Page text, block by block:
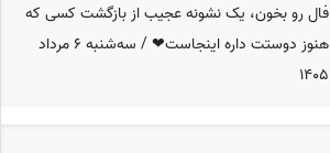
فال رو بخون، یک نشونه عجیب از بازگشت کسی که
هنوز دوستت داره اینجاست❤ / سه‌شنبه 6 مرداد
1405